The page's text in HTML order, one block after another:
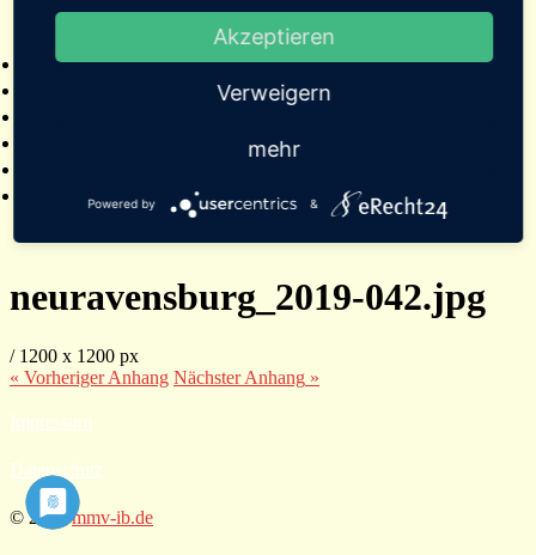
2024
Bildergalerien
Kontakt
neuravensburg_2019-042.jpg
/ 1200 x 1200 px
« VorherigerAnhang NächsterAnhang »
Impressum
Datenschutz
© 2026mmv-ib.de
Akzeptieren
Verweigern
mehr
Powered by &